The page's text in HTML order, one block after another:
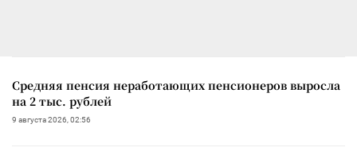
Средняя пенсия неработающих пенсионеров выросла
на 2 тыс. рублей
9 августа 2026, 02:56